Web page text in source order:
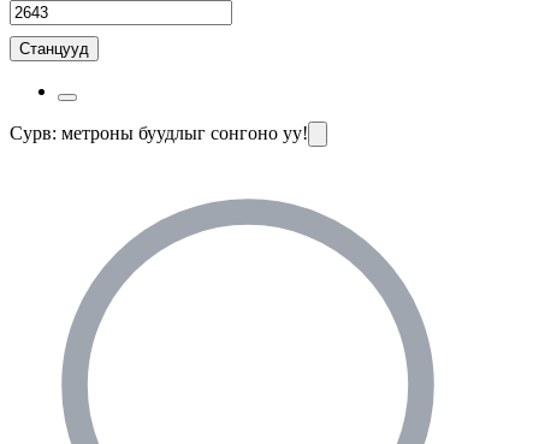
Станцууд
Сурв: метроны буудлыг сонгоно уу!